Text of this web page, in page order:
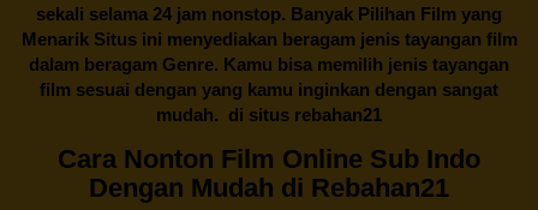
sekali selama 24 jam nonstop. Banyak Pilihan Film yang
Menarik Situs ini menyediakan beragam jenis tayangan film
dalam beragam Genre. Kamu bisa memilih jenis tayangan
film sesuai dengan yang kamu inginkan dengan sangat
mudah. di situs rebahan21
Cara Nonton Film Online Sub Indo
Dengan Mudah di Rebahan21